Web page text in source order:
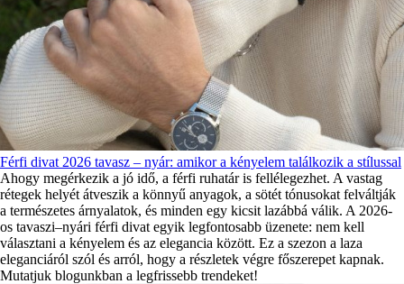
Férfi divat 2026 tavasz – nyár: amikor a kényelem találkozik a stílussal
Ahogy megérkezik a jó idő, a férfi ruhatár is fellélegezhet. A vastag
rétegek helyét átveszik a könnyű anyagok, a sötét tónusokat felváltják
a természetes árnyalatok, és minden egy kicsit lazábbá válik. A 2026-
os tavaszi–nyári férfi divat egyik legfontosabb üzenete: nem kell
választani a kényelem és az elegancia között. Ez a szezon a laza
eleganciáról szól és arról, hogy a részletek végre főszerepet kapnak.
Mutatjuk blogunkban a legfrissebb trendeket!